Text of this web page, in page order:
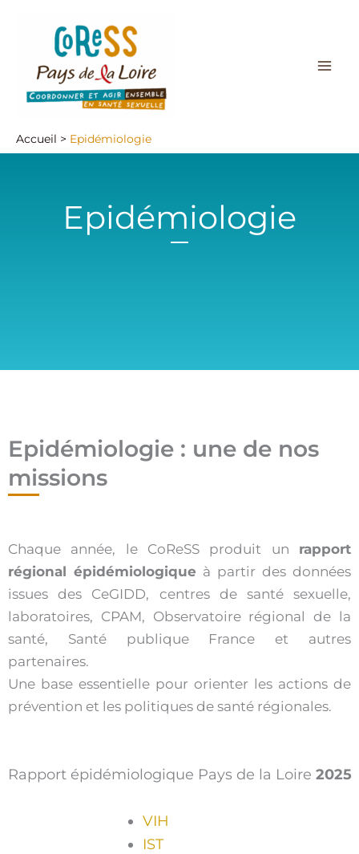
contenu
Accueil Epidémiologie
Epidémiologie
Epidémiologie : une de nos
missions
Chaque année, le CoReSS produit un rapport
régional épidémiologique à partir des données
issues des CeGIDD, centres de santé sexuelle,
laboratoires, CPAM, Observatoire régional de la
santé, Santé publique France et autres
partenaires.
Une base essentielle pour orienter les actions de
prévention et les politiques de santé régionales.
Rapport épidémiologique Pays de la Loire 2025
VIH
IST